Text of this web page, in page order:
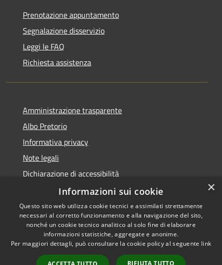
Prenotazione appuntamento
Segnalazione disservizio
Leggi le FAQ
Richiesta assistenza
Amministrazione trasparente
Albo Pretorio
Informativa privacy
Note legali
Dichiarazione di accessibilità
Dichiarazione di accessibilità dal 2025
RSS
Accessibilità
Copyright © 2026 • Comune di
Gessate • Powered by
×
Informazioni sui cookie
Questo sito web utilizza cookie tecnici e assimilati strettamente
necessari al corretto funzionamento e alla navigazione del sito,
nonché un cookie tecnico analitico al solo fine di elaborare
informazioni statistiche, aggregate e anonime.
Per maggiori dettagli, può consultare la cookie policy al seguente link
RIFIUTA TUTTO